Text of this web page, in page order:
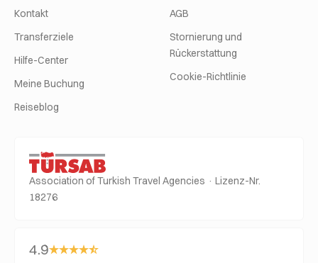
Kontakt
Transferziele
Hilfe-Center
Meine Buchung
Reiseblog
AGB
Stornierung und
Rückerstattung
Cookie-Richtlinie
Association of Turkish Travel Agencies · Lizenz-Nr.
18276
4.9